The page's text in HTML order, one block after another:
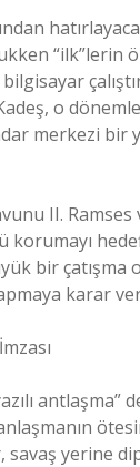
Kadeş, o
merkezi
II.
bir
karar
antlaşma”
yerine